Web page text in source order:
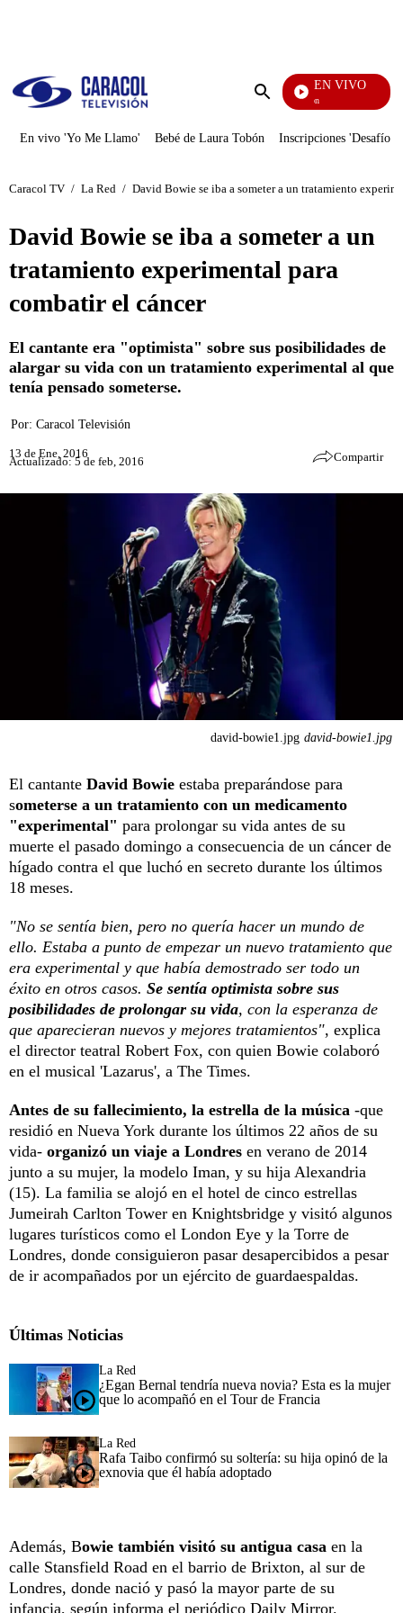
Enviar
EN VIVO
Pura Diversión
En vivo 'Yo Me Llamo' Bebé de Laura Tobón Inscripciones 'Desafío'
Caracol TV / La Red / David Bowie se iba a someter a un tratamiento
David Bowie se iba a someter a un
tratamiento experimental para
combatir el cáncer
El cantante era "optimista" sobre sus posibilidades de
alargar su vida con un tratamiento experimental al que
tenía pensado someterse.
Por: Caracol Televisión
13 de Ene, 2016
Actualizado: 5 de feb, 2016 Compartir
david-bowie1.jpg david-bowie1.jpg
El cantante David Bowie estaba preparándose para
someterse a un tratamiento con un medicamento
"experimental" para prolongar su vida antes de su
muerte el pasado domingo a consecuencia de un cáncer de
hígado contra el que luchó en secreto durante los últimos
18 meses.
"No se sentía bien, pero no quería hacer un mundo de
ello. Estaba a punto de empezar un nuevo tratamiento que
era experimental y que había demostrado ser todo un
éxito en otros casos. Se sentía optimista sobre sus
posibilidades de prolongar su vida, con la esperanza de
que aparecieran nuevos y mejores tratamientos", explica
el director teatral Robert Fox, con quien Bowie colaboró
en el musical 'Lazarus', a The Times.
Antes de su fallecimiento, la estrella de la música -que
residió en Nueva York durante los últimos 22 años de su
vida- organizó un viaje a Londres en verano de 2014
junto a su mujer, la modelo Iman, y su hija Alexandria
(15). La familia se alojó en el hotel de cinco estrellas
Jumeirah Carlton Tower en Knightsbridge y visitó algunos
lugares turísticos como el London Eye y la Torre de
Londres, donde consiguieron pasar desapercibidos a pesar
de ir acompañados por un ejército de guardaespaldas.
Últimas Noticias
La Red
¿Egan Bernal tendría nueva novia? Esta es la mujer
que lo acompañó en el Tour de Francia
La Red
Rafa Taibo confirmó su soltería: su hija opinó de la
exnovia que él había adoptado
Además, Bowie también visitó su antigua casa en la
calle Stansfield Road en el barrio de Brixton, al sur de
Londres, donde nació y pasó la mayor parte de su
infancia, según informa el periódico Daily Mirror.